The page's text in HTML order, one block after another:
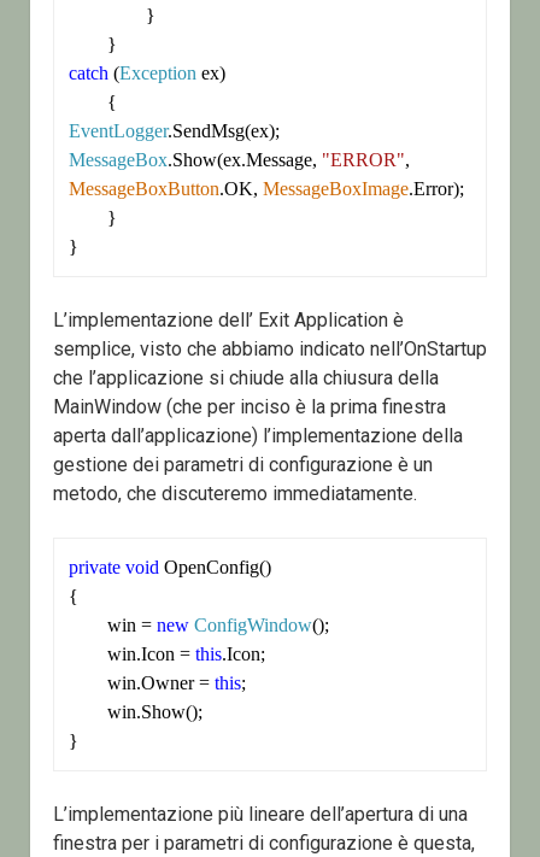
catch (Exception ex)
EventLogger
.SendMsg(ex);
MessageBox.Show(ex.Message, "ERROR"
MessageBoxButton.OK, MessageBoxImage.Error);
}
L’implementazione dell’ Exit Application è
semplice, visto che abbiamo indicato nell’OnStartup
che l’applicazione si chiude alla chiusura della
MainWindow (che per inciso è la prima finestra
aperta dall’applicazione) l’implementazione della
gestione dei parametri di configurazione è un
metodo, che discuteremo immediatamente.
private void OpenConfig()
{
	win =
new ConfigWindow();
	win.Icon =
this.Icon;
	win.Owner =
this;
}
L’implementazione più lineare dell’apertura di una
finestra per i parametri di configurazione è questa,